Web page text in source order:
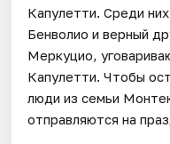
Капулетти. Среди
Бенволио и верный
Меркуцио,
Капулетти. Чтобы
люди из семьи
отправляются на